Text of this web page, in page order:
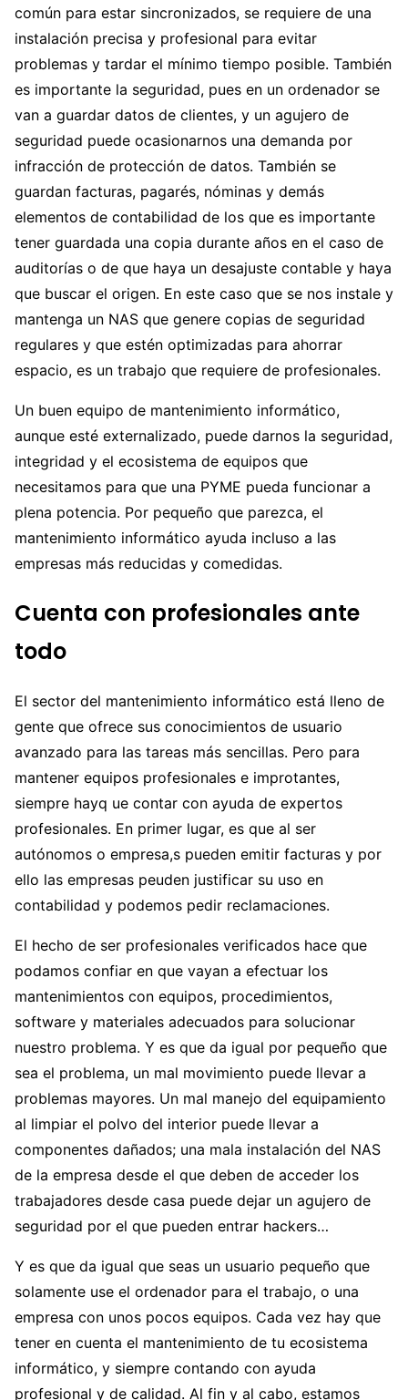
común para estar sincronizados, se requiere de una
instalación precisa y profesional para evitar
problemas y tardar el mínimo tiempo posible. También
es importante la seguridad, pues en un ordenador se
van a guardar datos de clientes, y un agujero de
seguridad puede ocasionarnos una demanda por
infracción de protección de datos. También se
guardan facturas, pagarés, nóminas y demás
elementos de contabilidad de los que es importante
tener guardada una copia durante años en el caso de
auditorías o de que haya un desajuste contable y haya
que buscar el origen. En este caso que se nos instale y
mantenga un NAS que genere copias de seguridad
regulares y que estén optimizadas para ahorrar
espacio, es un trabajo que requiere de profesionales.
Un buen equipo de mantenimiento informático,
aunque esté externalizado, puede darnos la seguridad,
integridad y el ecosistema de equipos que
necesitamos para que una PYME pueda funcionar a
plena potencia. Por pequeño que parezca, el
mantenimiento informático ayuda incluso a las
empresas más reducidas y comedidas.
Cuenta con profesionales ante
todo
El sector del mantenimiento informático está lleno de
gente que ofrece sus conocimientos de usuario
avanzado para las tareas más sencillas. Pero para
mantener equipos profesionales e improtantes,
siempre hayq ue contar con ayuda de expertos
profesionales. En primer lugar, es que al ser
autónomos o empresa,s pueden emitir facturas y por
ello las empresas peuden justificar su uso en
contabilidad y podemos pedir reclamaciones.
El hecho de ser profesionales verificados hace que
podamos confiar en que vayan a efectuar los
mantenimientos con equipos, procedimientos,
software y materiales adecuados para solucionar
nuestro problema. Y es que da igual por pequeño que
sea el problema, un mal movimiento puede llevar a
problemas mayores. Un mal manejo del equipamiento
al limpiar el polvo del interior puede llevar a
componentes dañados; una mala instalación del NAS
de la empresa desde el que deben de acceder los
trabajadores desde casa puede dejar un agujero de
seguridad por el que pueden entrar hackers…
Y es que da igual que seas un usuario pequeño que
solamente use el ordenador para el trabajo, o una
empresa con unos pocos equipos. Cada vez hay que
tener en cuenta el mantenimiento de tu ecosistema
informático, y siempre contando con ayuda
profesional y de calidad. Al fin y al cabo, estamos